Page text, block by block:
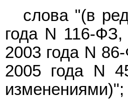
слова "(в
года N 116-
2003 года N
2005 года N
изменениями)";